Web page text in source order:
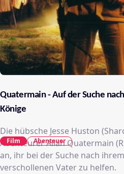
Quatermain - Auf der Suche
Könige
Die hübsche Jesse Huston
Abenteurer Allan Quatermain
an, ihr bei der Suche nach
verschollenen Vater zu helfen.
Film Abenteuer